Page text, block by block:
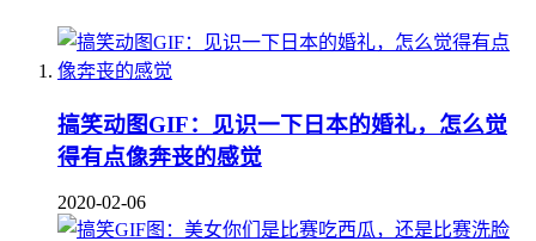
搞笑动图GIF：见识一下日本的婚礼，怎么觉
得有点像奔丧的感觉
2020-02-06